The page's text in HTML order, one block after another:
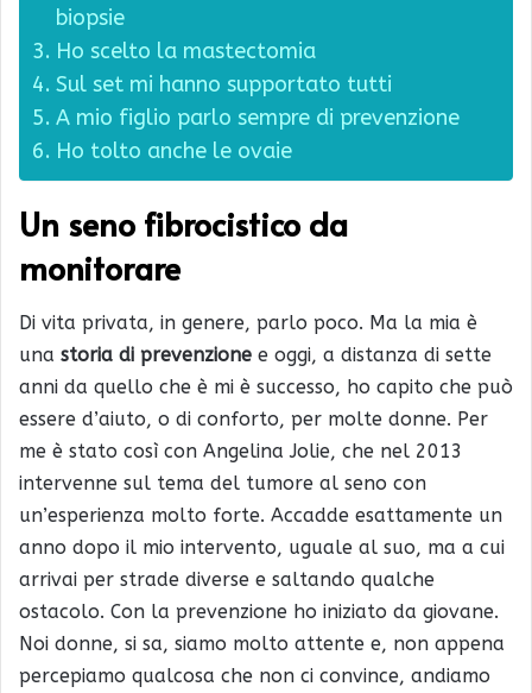
biopsie
Ho scelto la mastectomia
Sul set mi hanno supportato tutti
A mio figlio parlo sempre di prevenzione
Ho tolto anche le ovaie
Un seno fibrocistico da
monitorare
Di vita privata, in genere, parlo poco. Ma la mia è
una storia di prevenzione e oggi, a distanza di sette
anni da quello che è mi è successo, ho capito che può
essere d’aiuto, o di conforto, per molte donne. Per
me è stato così con Angelina Jolie, che nel 2013
intervenne sul tema del tumore al seno con
un’esperienza molto forte. Accadde esattamente un
anno dopo il mio intervento, uguale al suo, ma a cui
arrivai per strade diverse e saltando qualche
ostacolo. Con la prevenzione ho iniziato da giovane.
Noi donne, si sa, siamo molto attente e, non appena
percepiamo qualcosa che non ci convince, andiamo